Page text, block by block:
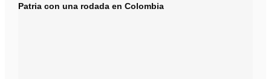
Patria con una rodada en Colombia